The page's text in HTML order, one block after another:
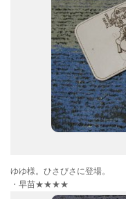
ゆゆ様。ひさびさに登場。
・早苗★★★★